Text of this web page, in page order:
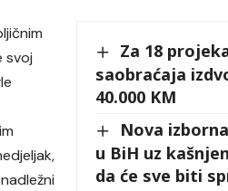
Za 18
saobraćaja
40.000 KM
Nova
u BiH uz
da će sve biti
svoj